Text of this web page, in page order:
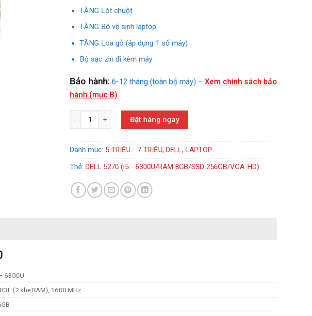
TẶNG Lót chuột
TẶNG Bộ vệ sinh laptop
TẶNG Loa gỗ (áp dụng 1 số máy)
Bộ sạc zin đi kèm máy
Bảo hành: 6-12 tháng (toàn bộ máy) – Xem chính sách bảo
hành (mục B)
DELL 5270 (i5 - 6300U/RAM 8GB/SSD 256GB/VGA-HD) số lượng
Đặt hàng ngay
Danh mục: 5 TRIỆU - 7 TRIỆU, DELL, LAPTOP
Thẻ: DELL 5270 (i5 - 6300U/RAM 8GB/SSD 256GB/VGA-HD)
6300U
(2 khe RAM), 1600 MHz